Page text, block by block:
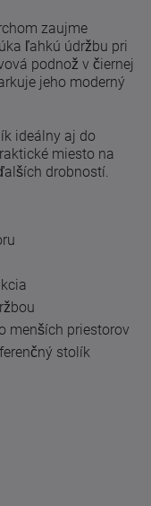
zaujme
ľahkú údržbu pri
podnož v čiernej
jeho moderný
ideálny aj do
miesto na
drobností.
menších priestorov
stolík